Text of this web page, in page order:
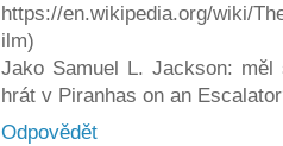
https://en.wikipedia.org/wiki/
ilm)
Jako Samuel L. Jackson:
hrát v Piranhas on an
Odpovědět